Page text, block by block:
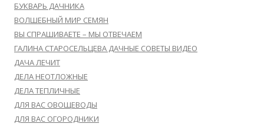
БУКВАРЬ ДАЧНИКА
ВОЛШЕБНЫЙ МИР СЕМЯН
ВЫ СПРАШИВАЕТЕ – МЫ ОТВЕЧАЕМ
ГАЛИНА СТАРОСЕЛЬЦЕВА ДАЧНЫЕ СОВЕТЫ ВИДЕО
ДАЧА ЛЕЧИТ
ДЕЛА НЕОТЛОЖНЫЕ
ДЕЛА ТЕПЛИЧНЫЕ
ДЛЯ ВАС ОВОЩЕВОДЫ
ДЛЯ ВАС ОГОРОДНИКИ